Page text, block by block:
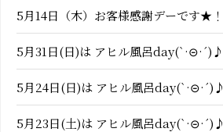
5月14日（木）お客様感謝デーです★！
5月31日(日)は アヒル風呂day(`·⊝·´)♪
5月24日(日)は アヒル風呂day(`·⊝·´)♪
5月23日(土)は アヒル風呂day(`·⊝·´)♪